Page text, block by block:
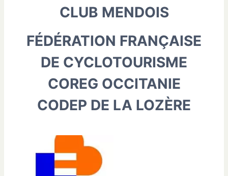
CLUB MENDOIS
FÉDÉRATION FRANÇAISE
DE CYCLOTOURISME
COREG OCCITANIE
CODEP DE LA LOZÈRE